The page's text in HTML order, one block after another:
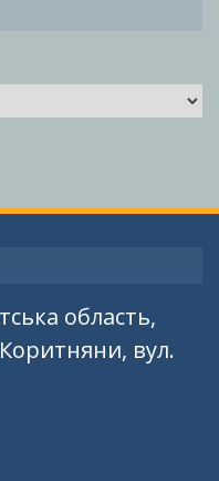
область,
вул.